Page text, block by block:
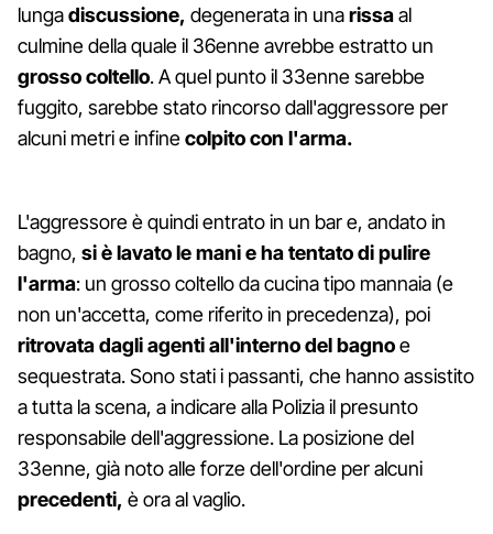
lungadiscussione, degenerata in unarissaal
culmine della quale il 36enne avrebbe estratto un
grosso coltello. A quel punto il 33enne sarebbe
fuggito, sarebbe stato rincorso dall'aggressore per
alcuni metri e infinecolpito con l'arma.
L'aggressore è quindi entrato in un bar e, andato in
bagno, si è lavato le mani e ha tentato di pulire
l'arma: un grosso coltello da cucina tipo mannaia (e
non un'accetta, come riferito in precedenza), poi
ritrovata dagli agenti all'interno del bagnoe
sequestrata. Sono stati i passanti, che hanno assistito
a tutta la scena, a indicare alla Polizia il presunto
responsabile dell'aggressione. La posizione del
33enne, già noto alle forze dell'ordine per alcuni
precedenti, è ora al vaglio.